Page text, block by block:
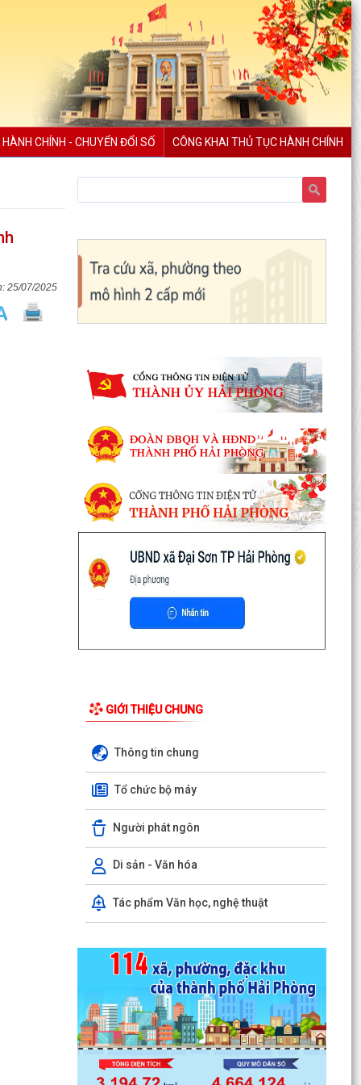
CHÍNH - CHUYỂN ĐỔI SỐ CÔNG KHAI THỦ TỤC HÀNH CHÍNH
25/07/2025
GIỚI THIỆU CHUNG
Thông tin chung
Tổ chức bộ máy
Người phát ngôn
Di sản - Văn hóa
Tác phẩm Văn học, nghệ thuật